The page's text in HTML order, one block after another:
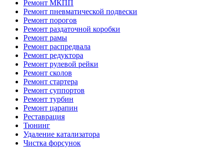
Ремонт МКПП
Ремонт пневматической подвески
Ремонт порогов
Ремонт раздаточной коробки
Ремонт рамы
Ремонт распредвала
Ремонт редуктора
Ремонт рулевой рейки
Ремонт сколов
Ремонт стартера
Ремонт суппортов
Ремонт турбин
Ремонт царапин
Реставрация
Тюнинг
Удаление катализатора
Чистка форсунок